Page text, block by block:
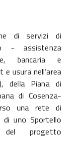
di servizi di
- assistenza
bancaria e
usura nell’area
della Piana di
di Cosenza-
una rete di
uno Sportello
progetto